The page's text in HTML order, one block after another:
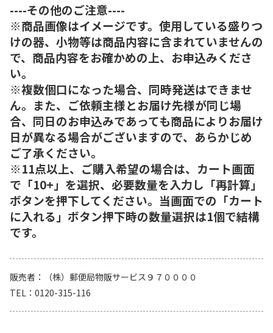
----その他のご注意----
※商品画像はイメージです。使用している盛りつ
けの器、小物等は商品内容に含まれていませんの
で、商品内容をお確かめの上、お申込みくださ
い。
※複数個口になった場合、同時発送はできませ
ん。また、ご依頼主様とお届け先様が同じ場
合、同日のお申込みであっても商品によりお届け
日が異なる場合がございますので、あらかじめ
ご了承ください。
※11点以上、ご購入希望の場合は、カート画面
で「10+」を選択、必要数量を入力し「再計算」
ボタンを押下してください。当画面での「カート
に入れる」ボタン押下時の数量選択は1個で結構
です。
販売者
（株）郵便局物販サービス９７００００
TEL
0120-315-116